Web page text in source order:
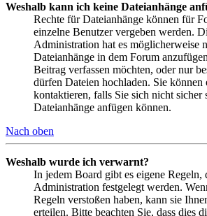
Weshalb kann ich keine Dateianhänge
Rechte für Dateianhänge können für
einzelne Benutzer vergeben werden.
Administration hat es möglicherweise
Dateianhänge in dem Forum
Beitrag verfassen möchten, oder nur
dürfen Dateien hochladen. Sie
kontaktieren, falls Sie sich nicht sicher
Dateianhänge anfügen können.
Nach oben
Weshalb wurde ich verwarnt?
In jedem Board gibt es eigene Regeln,
Administration festgelegt werden.
Regeln verstoßen haben, kann sie
erteilen. Bitte beachten Sie, dass dies